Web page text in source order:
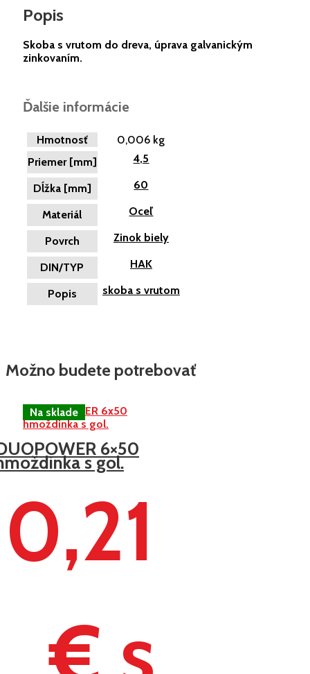
Popis
Skoba s vrutom do dreva, úprava galvanickým
zinkovaním.
Ďalšie informácie
Hmotnosť
0,006 kg
Priemer [mm]
4,5
Dĺžka [mm] 60
Materiál Oceľ
Povrch Zinok biely
DIN/TYP HAK
Popis skoba s vrutom
Možno budete potrebovať
6×50
s gol.
0,21